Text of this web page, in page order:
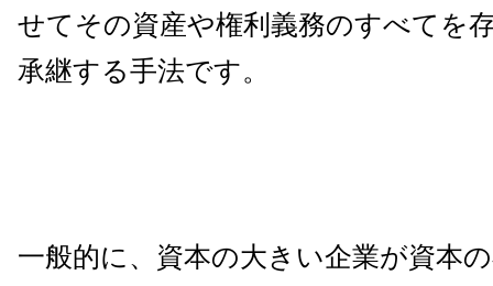
せてその資産や権利義務のすべてを
承継する手法です。
一般的に、資本の大きい企業が資本